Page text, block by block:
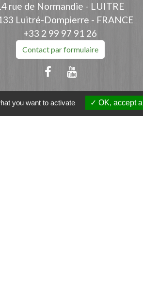
rue de Normandie - LUITRE
Luitré-Dompierre - FRANCE
+33 2 99 97 91 26
Contact par formulaire
you want to activate OK, accept all